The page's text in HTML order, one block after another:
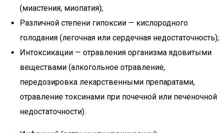
(миастения, миопатия);
Различной степени гипоксии — кислородного
голодания (легочная или сердечная недостаточность);
Интоксикации — отравления организма ядовитыми
веществами (алкогольное отравление,
передозировка лекарственными препаратами,
отравление токсинами при почечной или печеночной
недостаточности).